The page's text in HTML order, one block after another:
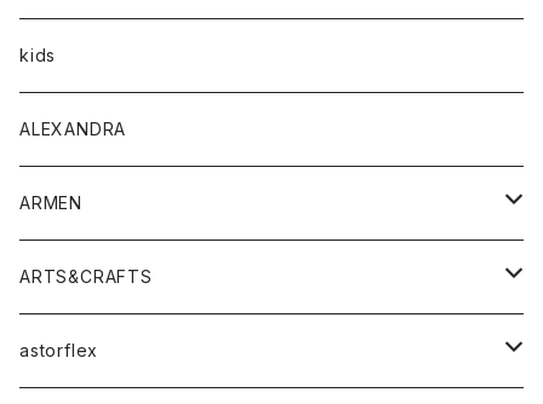
トップス
Tシャツ
シャツ
ボトムス
アウター
トップス
Tシャツ・カットソー
シャツ・ブラウス
ボトムス
パンツ
スカート
ワンピース・オールインワン
バッグ
kids
ALEXANDRA
ARMEN
アウター
コート
トップス
ARTS&CRAFTS
アクセサリー
astorflex